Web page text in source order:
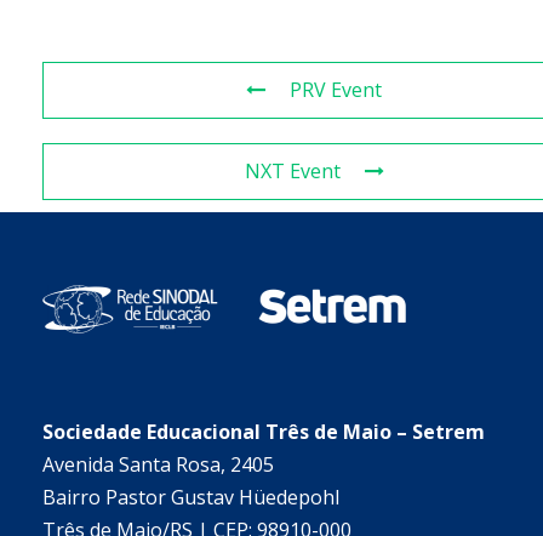
PRV Event
NXT Event
Sociedade Educacional Três de Maio – Setrem
Avenida Santa Rosa, 2405
Bairro Pastor Gustav Hüedepohl
Três de Maio/RS | CEP: 98910-000